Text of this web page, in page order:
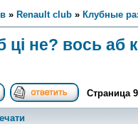
» Renault club » Клубные
ці не? вось аб
Страница 9